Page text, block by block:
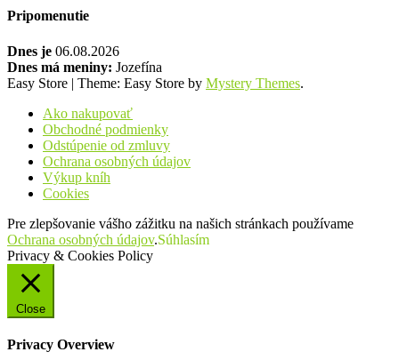
Pripomenutie
Dnes je 06.08.2026
Dnes má meniny: Jozefína
Easy Store | Theme: Easy Store by Mystery Themes.
Ako nakupovať
Obchodné podmienky
Odstúpenie od zmluvy
Ochrana osobných údajov
Výkup kníh
Cookies
Pre zlepšovanie vášho zážitku na našich stránkach používame
Ochrana osobných údajov.Súhlasím
Privacy & Cookies Policy
Close
Privacy Overview